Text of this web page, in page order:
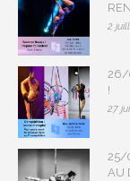
2
26/
!
27
25/
AU